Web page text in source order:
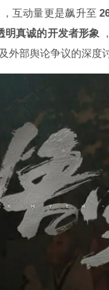
，互动量更是飙升至
明真诚的开发者形象
外部舆论争议的深度